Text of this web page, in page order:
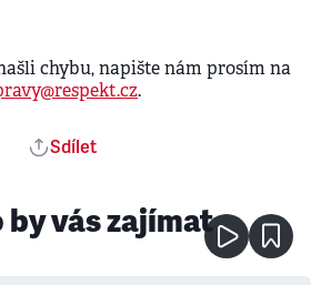
chybu, napište nám prosím na
.
Sdílet
vás zajímat